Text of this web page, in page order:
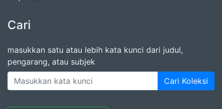
Cari
masukkan satu atau lebih kata kunci dari judul,
pengarang, atau subjek
Cari Koleksi